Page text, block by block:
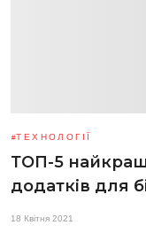
ТЕХНОЛОГІЇ
ТОП-5
додатків для
18 Квітня 2021